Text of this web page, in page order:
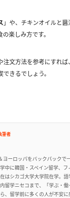
」や、チキンオイルと
楽しみ方です。
文方法を参考にすれば
きるでしょう。
筆者
ヨーロッパをバックパックで
中に韓国・スペイン留学、フ
はシカゴ大学大学院在学。
留学ニセコまで、「学ぶ・
、留学前に多くの人が不安